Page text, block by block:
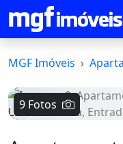
MGF Imóveis
9 Fotos